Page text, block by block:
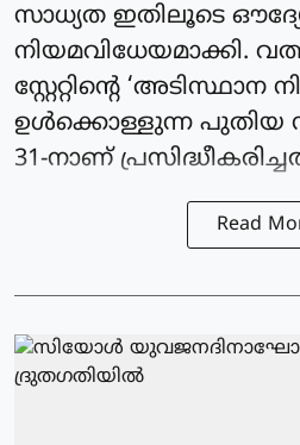
സാധ്യത ഇതിലൂടെ
നിയമവിധേയമാക്കി.
സ്റ്റേറ്റിന്റെ ‘അടിസ്ഥാന
ഉള്‍ക്കൊള്ളുന്ന
31-നാണ്
Read